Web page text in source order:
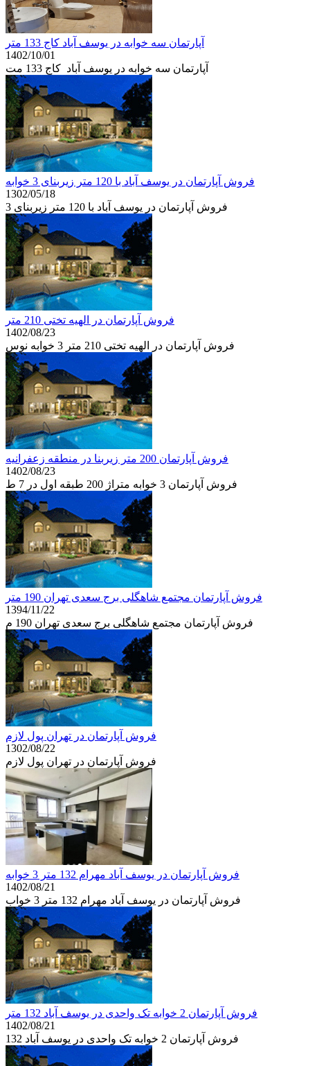
آپارتمان سه خوابه در یوسف آباد کاج 133 متر
1402/10/01
آپارتمان سه خوابه در یوسف آباد کاج 133 مت
فروش آپارتمان در یوسف آباد با 120 متر زیربنای 3 خوابه
1302/05/18
فروش آپارتمان در یوسف آباد با 120 متر زیربنای 3
فروش آپارتمان در الهیه تختی 210 متر
1402/08/23
فروش آپارتمان در الهیه تختی 210 متر 3 خوابه نوس
فروش آپارتمان 200 متر زیربنا در منطقه زعفرانیه
1402/08/23
فروش آپارتمان 3 خوابه متراژ 200 طبقه اول در 7 ط
فروش آپارتمان مجتمع شاهگلی برج سعدی تهران 190 متر
1394/11/22
فروش آپارتمان مجتمع شاهگلی برج سعدی تهران 190 م
فروش آپارتمان در تهران پول لازم
1302/08/22
فروش آپارتمان در یوسف آباد مهرام 132 متر 3 خوابه
1402/08/21
فروش آپارتمان در یوسف آباد مهرام 132 متر 3 خواب
فروش آپارتمان 2 خوابه تک واحدی در یوسف آباد 132 متر
1402/08/21
فروش آپارتمان 2 خوابه تک واحدی در یوسف آباد 132